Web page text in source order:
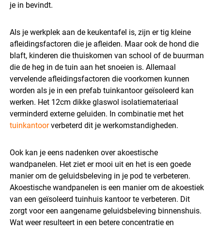
je in bevindt.
Als je werkplek aan de keukentafel is, zijn er tig kleine
afleidingsfactoren die je afleiden. Maar ook de hond die
blaft, kinderen die thuiskomen van school of de buurman
die de heg in de tuin aan het snoeien is. Allemaal
vervelende afleidingsfactoren die voorkomen kunnen
worden als je in een prefab tuinkantoor geïsoleerd kan
werken. Het 12cm dikke glaswol isolatiemateriaal
verminderd externe geluiden. In combinatie met het
tuinkantoorverbeterd dit je werkomstandigheden.
Ook kan je eens nadenken over akoestische
wandpanelen. Het ziet er mooi uit en het is een goede
manier om de geluidsbeleving in je pod te verbeteren.
Akoestische wandpanelen is een manier om de akoestiek
van een geïsoleerd tuinhuis kantoor te verbeteren. Dit
zorgt voor een aangename geluidsbeleving binnenshuis.
Wat weer resulteert in een betere concentratie en